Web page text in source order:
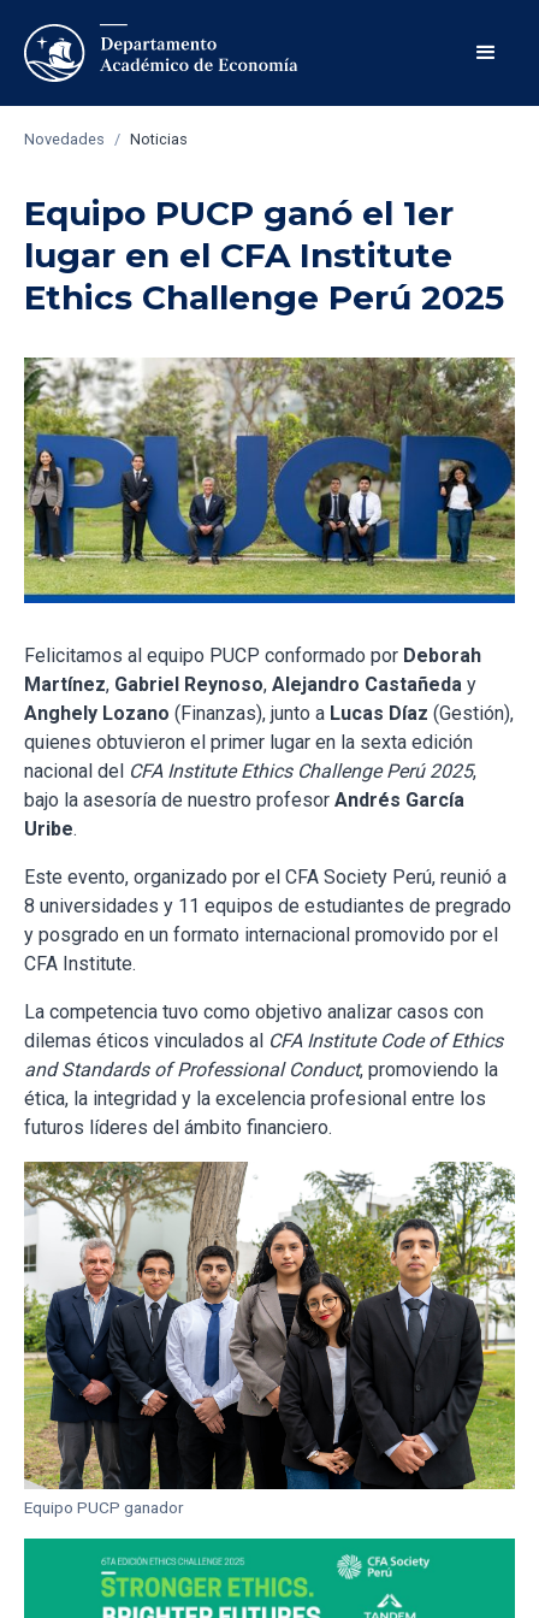
Novedades / Noticias
Equipo PUCP ganó el 1er
lugar en el CFA Institute
Ethics Challenge Perú 2025
Felicitamos al equipo PUCP conformado por Deborah
Martínez, Gabriel Reynoso, Alejandro Castañeda y
Anghely Lozano (Finanzas), junto a Lucas Díaz (Gestión),
quienes obtuvieron el primer lugar en la sexta edición
nacional del CFA Institute Ethics Challenge Perú 2025,
bajo la asesoría de nuestro profesor Andrés García
Uribe.
Este evento, organizado por el CFA Society Perú, reunió a
8 universidades y 11 equipos de estudiantes de pregrado
y posgrado en un formato internacional promovido por el
CFA Institute.
La competencia tuvo como objetivo analizar casos con
dilemas éticos vinculados al CFA Institute Code of Ethics
and Standards of Professional Conduct, promoviendo la
ética, la integridad y la excelencia profesional entre los
futuros líderes del ámbito financiero.
Equipo PUCP ganador